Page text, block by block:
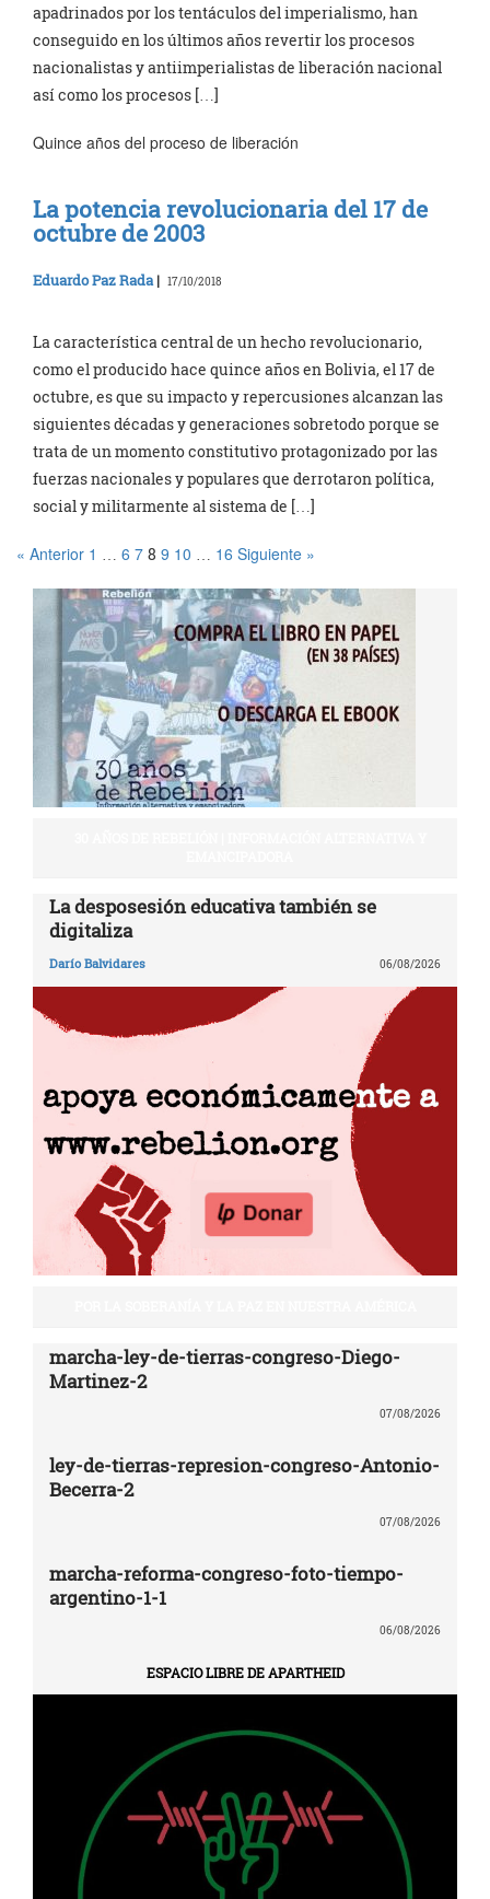
apadrinados por los tentáculos del imperialismo, han
conseguido en los últimos años revertir los procesos
nacionalistas y antiimperialistas de liberación nacional
así como los procesos […]
Quince años del proceso de liberación
La potencia revolucionaria del 17 de
octubre de 2003
Eduardo Paz Rada | 17/10/2018
La característica central de un hecho revolucionario,
como el producido hace quince años en Bolivia, el 17 de
octubre, es que su impacto y repercusiones alcanzan las
siguientes décadas y generaciones sobretodo porque se
trata de un momento constitutivo protagonizado por las
fuerzas nacionales y populares que derrotaron política,
social y militarmente al sistema de […]
« Anterior 1 6 7 8 9 10 16 Siguiente »
La desposesión educativa también se
digitaliza
Darío Balvidares 06/08/2026
marcha-ley-de-tierras-congreso-Diego-
Martinez-2
07/08/2026
ley-de-tierras-represion-congreso-Antonio-
Becerra-2
07/08/2026
marcha-reforma-congreso-foto-tiempo-
argentino-1-1
06/08/2026
ESPACIO LIBRE DE APARTHEID